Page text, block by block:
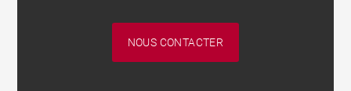
NOUS CONTACTER